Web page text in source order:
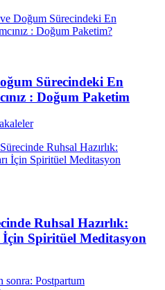
Sürecindeki En
: Doğum Paketim
Ruhsal Hazırlık:
İçin Spiritüel Meditasyon